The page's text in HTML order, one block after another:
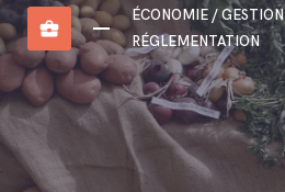
business_center
ÉCONOMIE / GESTION
RÉGLEMENTATION